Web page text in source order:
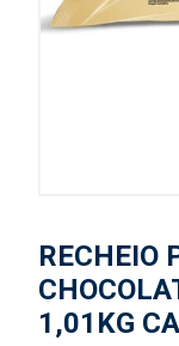
RECHEIO
1,01KG